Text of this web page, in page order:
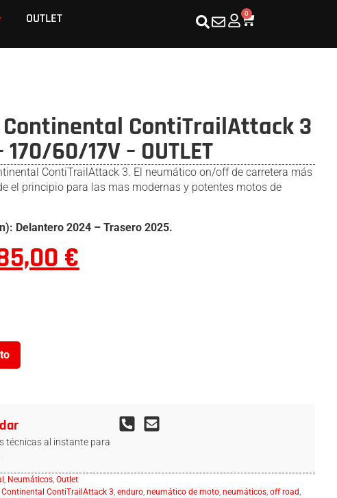
OUTLET 0
ContiTrailAttack 3
60/17V – OUTLET
ContiTrailAttack 3. El neumático on/off de carretera más
el principio para las mas modernas y potentes motos de
Delantero 2024 – Trasero 2025.
€
técnicas al instante para
, Neumáticos, Outlet
Continental ContiTrailAttack 3, enduro, neumático de moto, neumáticos, off road ,